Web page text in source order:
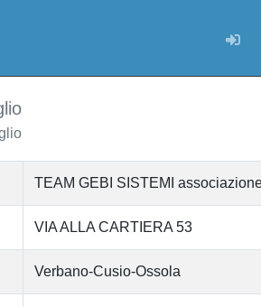
TEAM GEBI SISTEMI
VIA ALLA CARTIERA 53
Verbano-Cusio-Ossola